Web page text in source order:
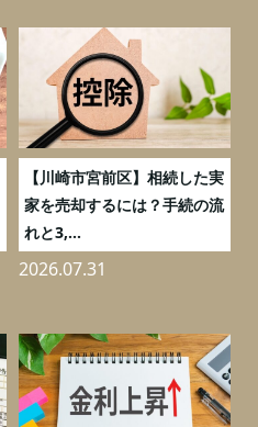
【川崎市宮前区】相続した実
家を売却するには？手続の流
れと3,...
2026.07.31